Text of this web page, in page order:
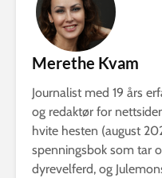
Merethe Kvam
Journalist med 19 års
og redaktør for
hvite hesten (august
spenningsbok som tar
dyrevelferd, og